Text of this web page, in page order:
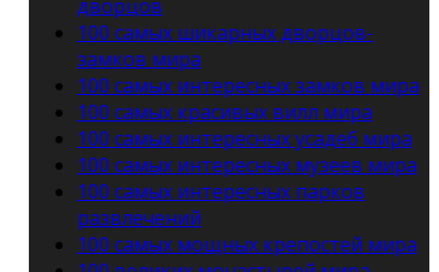
дворцов
100 самых шикарных дворцов-
замков мира
100 самых интересных замков мира
100 самых красивых вилл мира
100 самых интересных усадеб мира
100 самых интересных музеев мира
100 самых интересных парков
развлечений
100 самых мощных крепостей мира